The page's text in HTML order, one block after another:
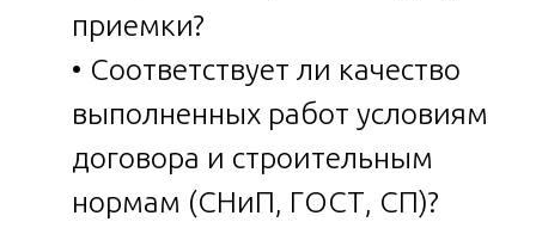
приемки?
• Соответствует ли качество
выполненных работ условиям
договора и строительным
нормам (СНиП, ГОСТ, СП)?